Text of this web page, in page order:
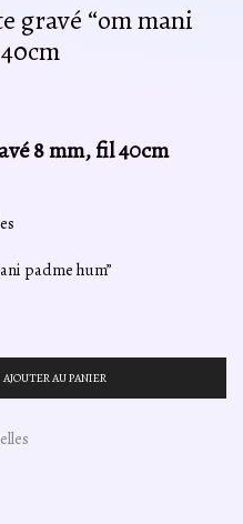
gravé “om mani
8 mm, fil 40cm
padme hum”
AJOUTER AU PANIER